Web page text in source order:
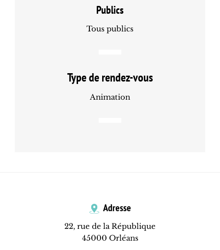
Publics
Tous publics
Type de rendez-vous
Animation
Adresse
22, rue de la République
45000 Orléans